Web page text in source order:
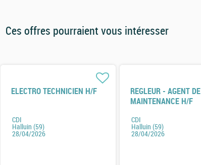
Ces offres pourraient vous intéresser
ELECTRO TECHNICIEN H/F
CDI
Halluin (59)
28/04/2026
REGLEUR - AGENT DE
MAINTENANCE H/F
CDI
Halluin (59)
28/04/2026